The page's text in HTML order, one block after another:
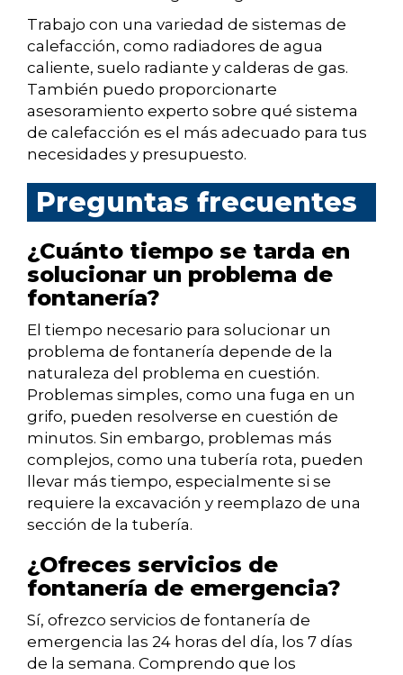
Trabajo con una variedad de sistemas de
calefacción, como radiadores de agua
caliente, suelo radiante y calderas de gas.
También puedo proporcionarte
asesoramiento experto sobre qué sistema
de calefacción es el más adecuado para tus
necesidades y presupuesto.
Preguntas frecuentes
¿Cuánto tiempo se tarda en
solucionar un problema de
fontanería?
El tiempo necesario para solucionar un
problema de fontanería depende de la
naturaleza del problema en cuestión.
Problemas simples, como una fuga en un
grifo, pueden resolverse en cuestión de
minutos. Sin embargo, problemas más
complejos, como una tubería rota, pueden
llevar más tiempo, especialmente si se
requiere la excavación y reemplazo de una
sección de la tubería.
¿Ofreces servicios de
fontanería de emergencia?
Sí, ofrezco servicios de fontanería de
emergencia las 24 horas del día, los 7 días
de la semana. Comprendo que los